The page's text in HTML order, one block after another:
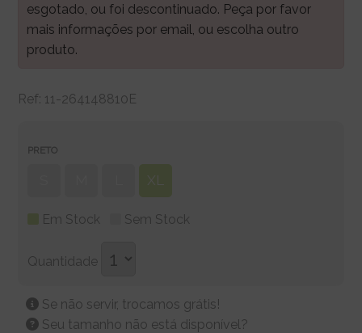
esgotado, ou foi descontinuado. Peça por favor
mais informações por email, ou escolha outro
produto.
Ref: 11-264148810E
PRETO
XL
Em Stock Sem Stock
Quantidade
Se não servir, trocamos grátis!
Seu tamanho não está disponível?